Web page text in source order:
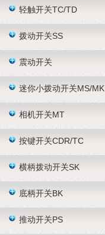
轻触开关TC/TD
拨动开关SS
震动开关
迷你小拨动开关MS/MK
相机开关MT
按键开关CDR/TC
横柄拨动开关SK
底柄开关BK
推动开关PS